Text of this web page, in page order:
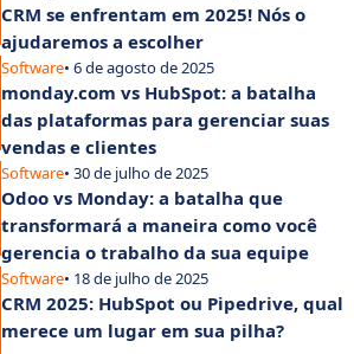
CRM se enfrentam em 2025! Nós o
ajudaremos a escolher
Software• 6 de agosto de 2025
monday.com vs HubSpot: a batalha
das plataformas para gerenciar suas
vendas e clientes
Software• 30 de julho de 2025
Odoo vs Monday: a batalha que
transformará a maneira como você
gerencia o trabalho da sua equipe
Software• 18 de julho de 2025
CRM 2025: HubSpot ou Pipedrive, qual
merece um lugar em sua pilha?